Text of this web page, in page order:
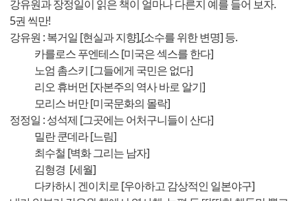
강유원과 장정일이 읽은 책이 얼마나 다른지 예를 들어 보자.
5권 씩만!
강유원 : 복거일 [현실과 지향],[소수를 위한 변명] 등.
카를로스 푸엔테스 [미국은 섹스를 한다]
노엄 촘스키 [그들에게 국민은 없다]
리오 휴버먼 [자본주의 역사 바로 알기]
모리스 버만 [미국문화의 몰락]
정정일 : 성석제 [그곳에는 어처구니들이 산다]
밀란 쿤데라 [느림]
최수철 [벽화 그리는 남자]
김형경 [세월]
다카하시 겐이치로 [우아하고 감상적인 일본야구]